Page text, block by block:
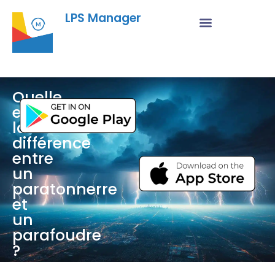
LPS Manager
Quelle
est
la
différence
entre
un
paratonnerre
et
un
parafoudre
?